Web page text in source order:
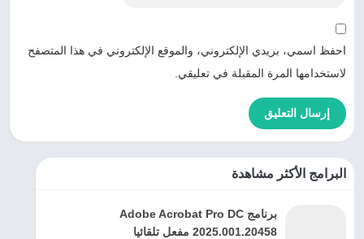
احفظ اسمي، بريدي الإلكتروني، والموقع الإلكتروني في هذا المتصفح
لاستخدامها المرة المقبلة في تعليقي.
البرامج الأكثر مشاهدة
برنامج Adobe Acrobat Pro DC
2025.001.20458 مفعل تلقائيا